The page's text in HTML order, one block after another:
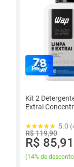
Kit 2
Extrai
5.0
R$ 119,90
R$ 85,91
(14% de